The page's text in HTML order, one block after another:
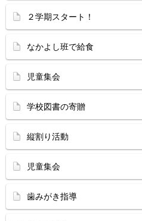
２学期スタート！
なかよし班で給食
児童集会
学校図書の寄贈
縦割り活動
児童集会
歯みがき指導